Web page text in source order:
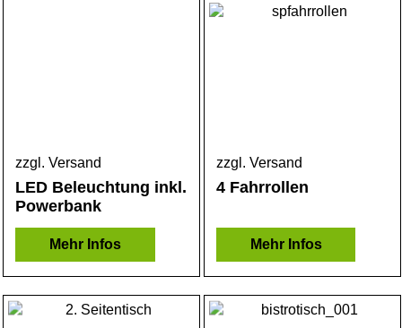
zzgl. Versand
LED Beleuchtung inkl.
Powerbank
Mehr Infos
zzgl. Versand
4 Fahrrollen
Mehr Infos